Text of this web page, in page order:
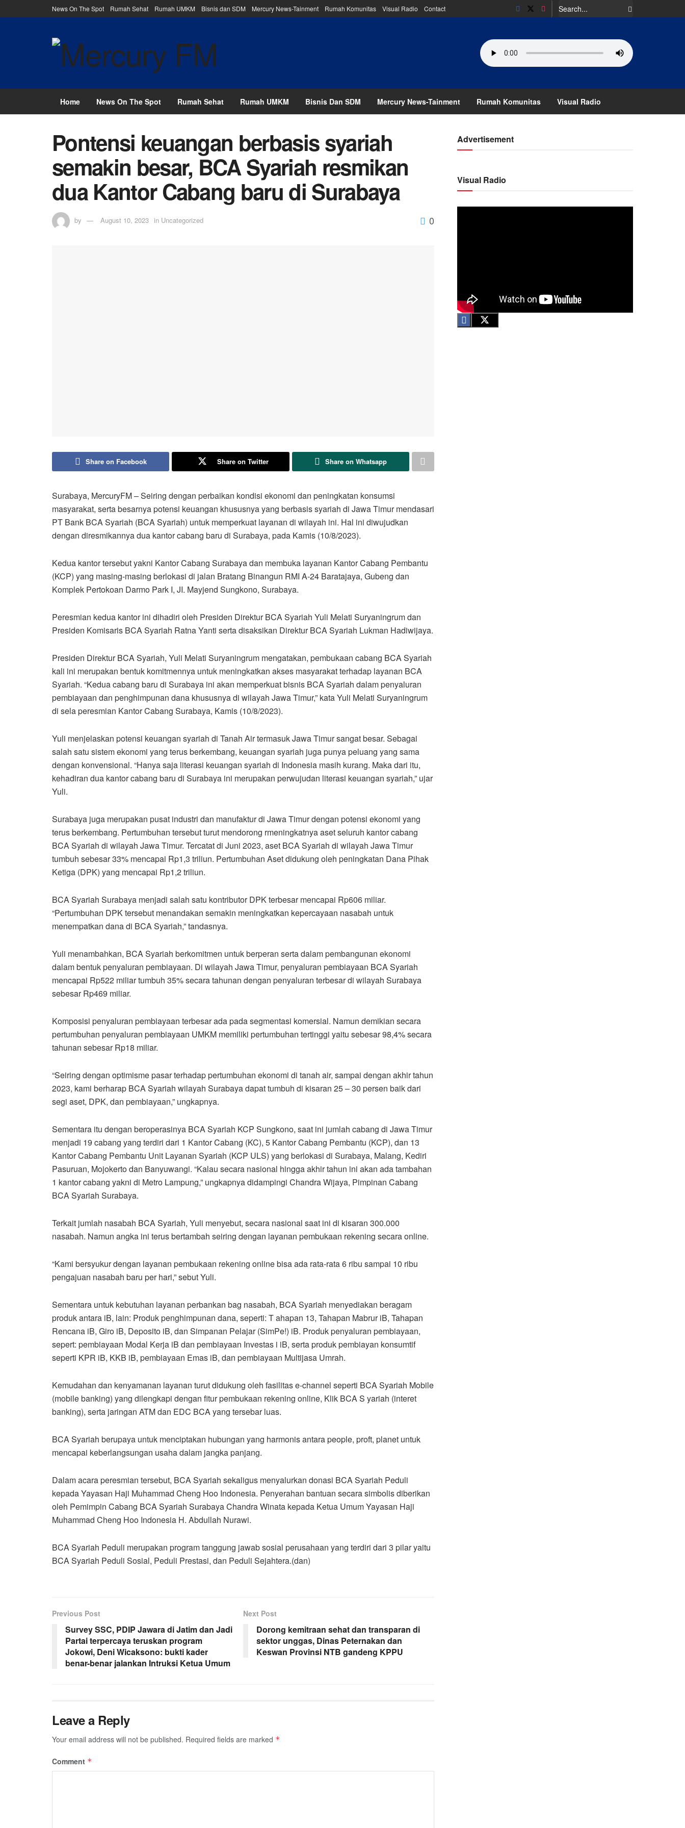
News On The Spot Rumah Sehat Rumah UMKM Bisnis dan SDM Mercury News-Tainment Rumah Komunitas Visual Radio Contact
Home News On The Spot Rumah Sehat Rumah UMKM Bisnis Dan SDM Mercury News-Tainment Rumah Komunitas Visual Radio
Pontensi keuangan berbasis syariah
semakin besar, BCA Syariah resmikan
dua Kantor Cabang baru di Surabaya
by August 10, 2023 in Uncategorized 0
Share on Facebook Share on Twitter Share on Whatsapp
Surabaya, MercuryFM – Seiring dengan perbaikan kondisi ekonomi dan peningkatan konsumsi
masyarakat, serta besarnya potensi keuangan khususnya yang berbasis syariah di Jawa Timur mendasari
PT Bank BCA Syariah (BCA Syariah) untuk memperkuat layanan di wilayah ini. Hal ini diwujudkan
dengan diresmikannya dua kantor cabang baru di Surabaya, pada Kamis (10/8/2023).
Kedua kantor tersebut yakni Kantor Cabang Surabaya dan membuka layanan Kantor Cabang Pembantu
(KCP) yang masing-masing berlokasi di jalan Bratang Binangun RMI A-24 Baratajaya, Gubeng dan
Komplek Pertokoan Darmo Park I, JI. Mayjend Sungkono, Surabaya.
Peresmian kedua kantor ini dihadiri oleh Presiden Direktur BCA Syariah Yuli Melati Suryaningrum dan
Presiden Komisaris BCA Syariah Ratna Yanti serta disaksikan Direktur BCA Syariah Lukman Hadiwijaya.
Presiden Direktur BCA Syariah, Yuli Melati Suryaningrum mengatakan, pembukaan cabang BCA Syariah
kali ini merupakan bentuk komitmennya untuk meningkatkan akses masyarakat terhadap layanan BCA
Syariah. “Kedua cabang baru di Surabaya ini akan memperkuat bisnis BCA Syariah dalam penyaluran
pembiayaan dan penghimpunan dana khususnya di wilayah Jawa Timur,” kata Yuli Melati Suryaningrum
di sela peresmian Kantor Cabang Surabaya, Kamis (10/8/2023).
Yuli menjelaskan potensi keuangan syariah di Tanah Air termasuk Jawa Timur sangat besar. Sebagai
salah satu sistem ekonomi yang terus berkembang, keuangan syariah juga punya peluang yang sama
dengan konvensional. “Hanya saja literasi keuangan syariah di Indonesia masih kurang. Maka dari itu,
kehadiran dua kantor cabang baru di Surabaya ini merupakan perwujudan literasi keuangan syariah,” ujar
Yuli.
Surabaya juga merupakan pusat industri dan manufaktur di Jawa Timur dengan potensi ekonomi yang
terus berkembang. Pertumbuhan tersebut turut mendorong rmeningkatnya aset seluruh kantor cabang
BCA Syariah di wilayah Jawa Timur. Tercatat di Juni 2023, aset BCA Syariah di wilayah Jawa Timur
tumbuh sebesar 33% mencapai Rp1,3 triliun. Pertumbuhan Aset didukung oleh peningkatan Dana Pihak
Ketiga (DPK) yang mencapai Rp1,2 triliun.
BCA Syariah Surabaya menjadi salah satu kontributor DPK terbesar mencapai Rp606 miliar.
“Pertumbuhan DPK tersebut menandakan semakin meningkatkan kepercayaan nasabah untuk
menempatkan dana di BCA Syariah,” tandasnya.
Yuli menambahkan, BCA Syariah berkomitmen untuk berperan serta dalam pembangunan ekonomi
dalam bentuk penyaluran pembiayaan. Di wilayah Jawa Timur, penyaluran pembiayaan BCA Syariah
mencapai Rp522 miliar tumbuh 35% secara tahunan dengan penyaluran terbesar di wilayah Surabaya
sebesar Rp469 miliar.
Komposisi penyaluran pembiayaan terbesar ada pada segmentasi komersial. Namun demikian secara
pertumbuhan penyaluran pembiayaan UMKM memiliki pertumbuhan tertinggi yaitu sebesar 98,4% secara
tahunan sebesar Rp18 miliar.
“Seiring dengan optimisme pasar terhadap pertumbuhan ekonomi di tanah air, sampai dengan akhir tahun
2023, kami berharap BCA Syariah wilayah Surabaya dapat tumbuh di kisaran 25 – 30 persen baik dari
segi aset, DPK, dan pembiayaan,” ungkapnya.
Sementara itu dengan beroperasinya BCA Syariah KCP Sungkono, saat ini jumlah cabang di Jawa Timur
menjadi 19 cabang yang terdiri dari 1 Kantor Cabang (KC), 5 Kantor Cabang Pembantu (KCP), dan 13
Kantor Cabang Pembantu Unit Layanan Syariah (KCP ULS) yang berlokasi di Surabaya, Malang, Kediri
Pasuruan, Mojokerto dan Banyuwangi. “Kalau secara nasional hingga akhir tahun ini akan ada tambahan
1 kantor cabang yakni di Metro Lampung,” ungkapnya didampingi Chandra Wijaya, Pimpinan Cabang
BCA Syariah Surabaya.
Terkait jumlah nasabah BCA Syariah, Yuli menyebut, secara nasional saat ini di kisaran 300.000
nasabah. Namun angka ini terus bertambah seiring dengan layanan pembukaan rekening secara online.
“Kami bersyukur dengan layanan pembukaan rekening online bisa ada rata-rata 6 ribu sampai 10 ribu
pengajuan nasabah baru per hari,” sebut Yuli.
Sementara untuk kebutuhan layanan perbankan bag nasabah, BCA Syariah menyediakan beragam
produk antara iB, lain: Produk penghimpunan dana, seperti: T ahapan 13, Tahapan Mabrur iB, Tahapan
Rencana iB, Giro iB, Deposito iB, dan Simpanan Pelajar (SimPe!) iB. Produk penyaluran pembiayaan,
sepert: pembiayaan Modal Kerja iB dan pembiayaan Investas i iB, serta produk pembiayan konsumtif
seperti KPR iB, KKB iB, pembiayaan Emas iB, dan pembiayaan Multijasa Umrah.
Kemudahan dan kenyamanan layanan turut didukung oleh fasilitas e-channel seperti BCA Syariah Mobile
(mobile banking) yang dilengkapi dengan fitur pembukaan rekening online, Klik BCA S yariah (interet
banking), serta jaringan ATM dan EDC BCA yang tersebar luas.
BCA Syariah berupaya untuk menciptakan hubungan yang harmonis antara people, proft, planet untuk
mencapai keberlangsungan usaha dalam jangka panjang.
Dalam acara peresmian tersebut, BCA Syariah sekaligus menyalurkan donasi BCA Syariah Peduli
kepada Yayasan Haji Muhammad Cheng Hoo Indonesia. Penyerahan bantuan secara simbolis diberikan
oleh Pemimpin Cabang BCA Syariah Surabaya Chandra Winata kepada Ketua Umum Yayasan Haji
Muhammad Cheng Hoo Indonesia H. Abdullah Nurawi.
BCA Syariah Peduli merupakan program tanggung jawab sosial perusahaan yang terdiri dari 3 pilar yaitu
BCA Syariah Peduli Sosial, Peduli Prestasi, dan Peduli Sejahtera.(dan)
Previous Post
Survey SSC, PDIP Jawara di Jatim dan Jadi
Partai terpercaya teruskan program
Jokowi, Deni Wicaksono: bukti kader
benar-benar jalankan Intruksi Ketua Umum
Next Post
Dorong kemitraan sehat dan transparan di
sektor unggas, Dinas Peternakan dan
Keswan Provinsi NTB gandeng KPPU
Leave a Reply
Your email address will not be published. Required fields are marked *
Comment *
Advertisement
Visual Radio